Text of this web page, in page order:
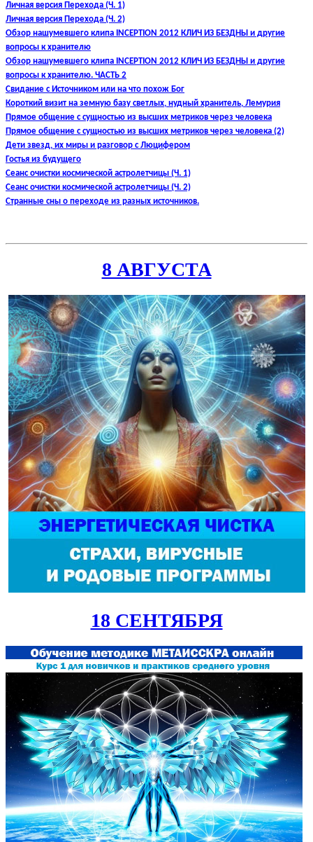
Личная версия Перехода (Ч. 1)
Личная версия Перехода (Ч. 2)
Обзор нашумевшего клипа INCEPTION 2012 КЛИЧ ИЗ БЕЗДНЫ и другие
вопросы к хранителю
Обзор нашумевшего клипа INCEPTION 2012 КЛИЧ ИЗ БЕЗДНЫ и другие
вопросы к хранителю. ЧАСТЬ 2
Свидание с Источником или на что похож Бог
Короткий визит на земную базу светлых, нудный хранитель, Лемурия
Прямое общение с сущностью из высших метриков через человека
Прямое общение с сущностью из высших метриков через человека (2)
Дети звезд, их миры и разговор с Люцифером
Гостья из будущего
Сеанс очистки космической астролетчицы (Ч. 1)
Сеанс очистки космической астролетчицы (Ч. 2)
Странные сны о переходе из разных источников.
8 АВГУСТА
18 СЕНТЯБРЯ